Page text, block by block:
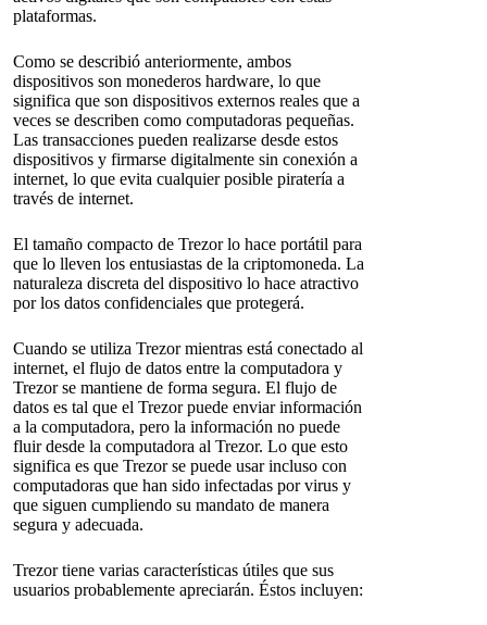
plataformas.
Como se describió anteriormente, ambos
dispositivos son monederos hardware, lo que
significa que son dispositivos externos reales que a
veces se describen como computadoras pequeñas.
Las transacciones pueden realizarse desde estos
dispositivos y firmarse digitalmente sin conexión a
internet, lo que evita cualquier posible piratería a
través de internet.
El tamaño compacto de Trezor lo hace portátil para
que lo lleven los entusiastas de la criptomoneda. La
naturaleza discreta del dispositivo lo hace atractivo
por los datos confidenciales que protegerá.
Cuando se utiliza Trezor mientras está conectado al
internet, el flujo de datos entre la computadora y
Trezor se mantiene de forma segura. El flujo de
datos es tal que el Trezor puede enviar información
a la computadora, pero la información no puede
fluir desde la computadora al Trezor. Lo que esto
significa es que Trezor se puede usar incluso con
computadoras que han sido infectadas por virus y
que siguen cumpliendo su mandato de manera
segura y adecuada.
Trezor tiene varias características útiles que sus
usuarios probablemente apreciarán. Éstos incluyen: